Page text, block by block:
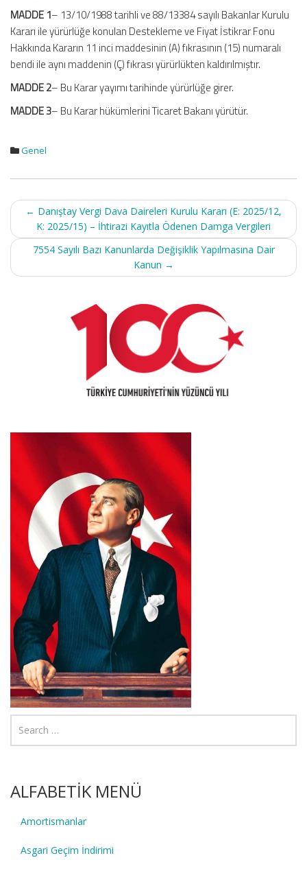
MADDE 1– 13/10/1988 tarihli ve 88/13384 sayılı Bakanlar Kurulu
Kararı ile yürürlüğe konulan Destekleme ve Fiyat İstikrar Fonu
Hakkında Kararın 11 inci maddesinin (A) fıkrasının (15) numaralı
bendi ile aynı maddenin (Ç) fıkrası yürürlükten kaldırılmıştır.
MADDE 2– Bu Karar yayımı tarihinde yürürlüğe girer.
MADDE 3– Bu Karar hükümlerini Ticaret Bakanı yürütür.
Genel
Post
navigation
← Danıştay Vergi Dava Daireleri Kurulu Kararı (E: 2025/12,
K: 2025/15) – İhtirazi Kayıtla Ödenen Damga Vergileri
7554 Sayılı Bazı Kanunlarda Değişiklik Yapılmasına Dair
Kanun →
ALFABETİK MENÜ
Amortismanlar
Asgari Geçim İndirimi